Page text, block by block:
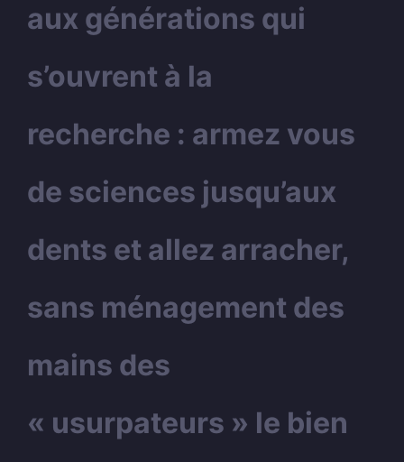
aux générations qui
s’ouvrent à la
recherche : armez vous
de sciences jusqu’aux
dents et allez arracher,
sans ménagement des
mains des
« usurpateurs » le bien